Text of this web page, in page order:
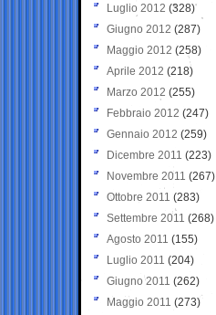
Luglio 2012 (328)
Giugno 2012 (287)
Maggio 2012 (258)
Aprile 2012 (218)
Marzo 2012 (255)
Febbraio 2012 (247)
Gennaio 2012 (259)
Dicembre 2011 (223)
Novembre 2011 (267)
Ottobre 2011 (283)
Settembre 2011 (268)
Agosto 2011 (155)
Luglio 2011 (204)
Giugno 2011 (262)
Maggio 2011 (273)